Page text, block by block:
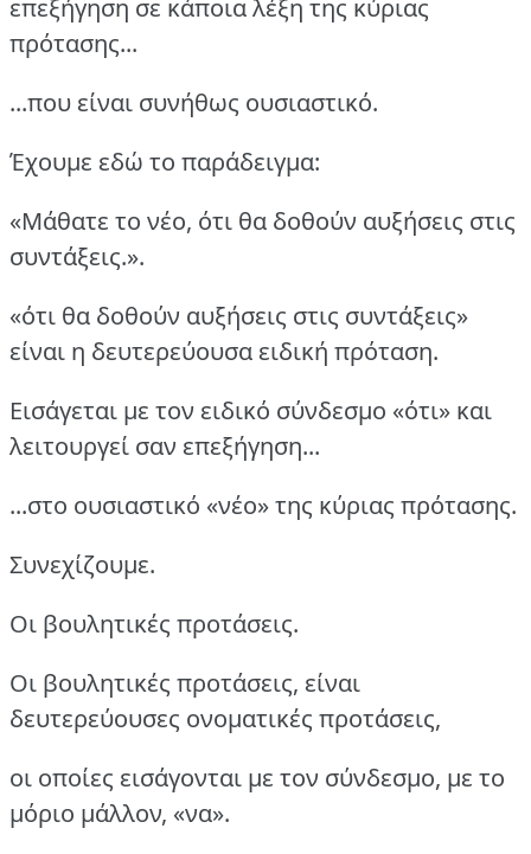
επεξήγηση σε κάποια λέξη της κύριας
πρότασης...
...που είναι συνήθως ουσιαστικό.
Έχουμε εδώ το παράδειγμα:
«Μάθατε το νέο, ότι θα δοθούν αυξήσεις στις
συντάξεις.».
«ότι θα δοθούν αυξήσεις στις συντάξεις»
είναι η δευτερεύουσα ειδική πρόταση.
Εισάγεται με τον ειδικό σύνδεσμο «ότι» και
λειτουργεί σαν επεξήγηση...
...στο ουσιαστικό «νέο» της κύριας πρότασης.
Συνεχίζουμε.
Οι βουλητικές προτάσεις.
Οι βουλητικές προτάσεις, είναι
δευτερεύουσες ονοματικές προτάσεις,
οι οποίες εισάγονται με τον σύνδεσμο, με το
μόριο μάλλον, «να».